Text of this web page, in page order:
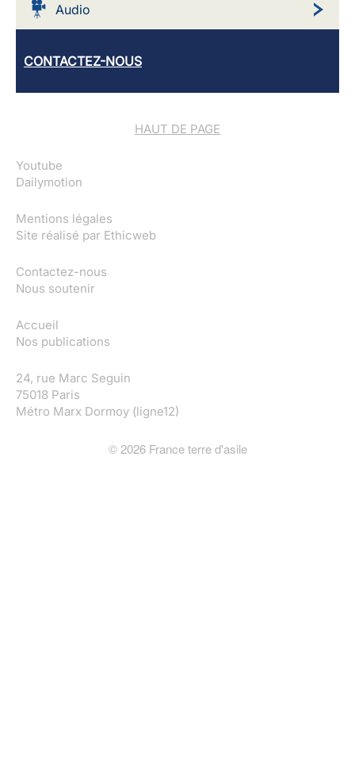
Audio
CONTACTEZ-NOUS
HAUT DE PAGE
Youtube
Dailymotion
Mentions légales
Site réalisé par Ethicweb
Contactez-nous
Nous soutenir
Accueil
Nos publications
24, rue Marc Seguin
75018 Paris
Métro Marx Dormoy (ligne12)
© 2026France terre d'asile